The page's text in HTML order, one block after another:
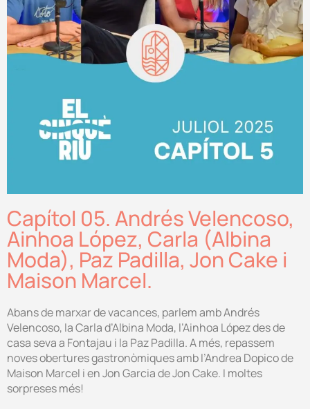
Capítol 05. Andrés Velencoso,
Ainhoa López, Carla (Albina
Moda), Paz Padilla, Jon Cake i
Maison Marcel.
Abans de marxar de vacances, parlem amb Andrés
Velencoso, la Carla d’Albina Moda, l’Ainhoa López des de
casa seva a Fontajau i la Paz Padilla. A més, repassem
noves obertures gastronòmiques amb l’Andrea Dopico de
Maison Marcel i en Jon Garcia de Jon Cake. I moltes
sorpreses més!